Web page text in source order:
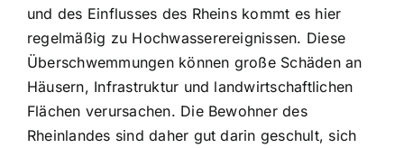
und des Einflusses des Rheins kommt es hier
regelmäßig zu Hochwasserereignissen. Diese
Überschwemmungen können große Schäden an
Häusern, Infrastruktur und landwirtschaftlichen
Flächen verursachen. Die Bewohner des
Rheinlandes sind daher gut darin geschult, sich